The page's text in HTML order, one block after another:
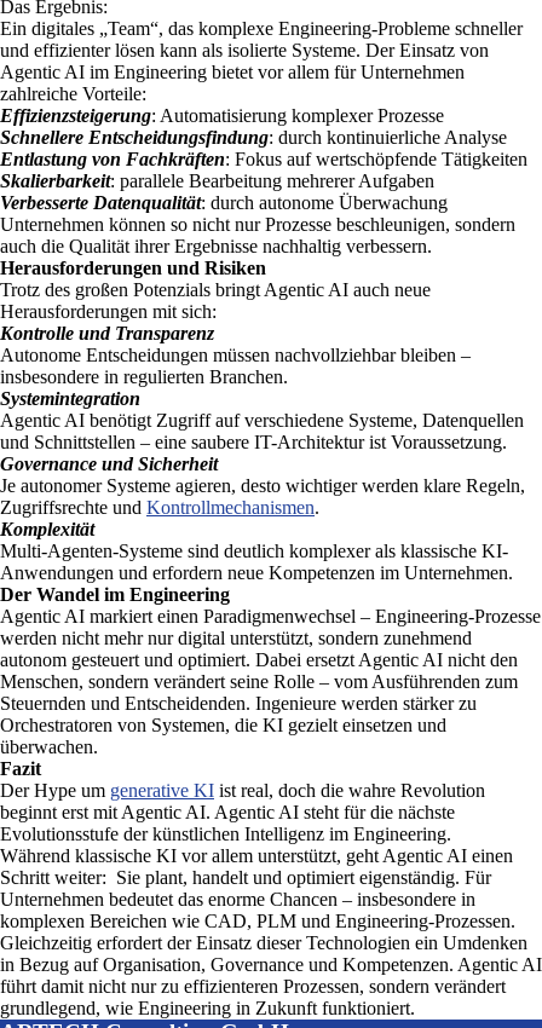
Das Ergebnis:
Ein digitales „Team“, das komplexe Engineering-Probleme schneller
und effizienter lösen kann als isolierte Systeme. Der Einsatz von
Agentic AI im Engineering bietet vor allem für Unternehmen
zahlreiche Vorteile:
Effizienzsteigerung: Automatisierung komplexer Prozesse
Schnellere Entscheidungsfindung: durch kontinuierliche Analyse
Entlastung von Fachkräften: Fokus auf wertschöpfende Tätigkeiten
Skalierbarkeit: parallele Bearbeitung mehrerer Aufgaben
Verbesserte Datenqualität: durch autonome Überwachung
Unternehmen können so nicht nur Prozesse beschleunigen, sondern
auch die Qualität ihrer Ergebnisse nachhaltig verbessern.
Herausforderungen und Risiken
Trotz des großen Potenzials bringt Agentic AI auch neue
Herausforderungen mit sich:
Kontrolle und Transparenz
Autonome Entscheidungen müssen nachvollziehbar bleiben –
insbesondere in regulierten Branchen.
Systemintegration
Agentic AI benötigt Zugriff auf verschiedene Systeme, Datenquellen
und Schnittstellen – eine saubere IT-Architektur ist Voraussetzung.
Governance und Sicherheit
Je autonomer Systeme agieren, desto wichtiger werden klare Regeln,
Zugriffsrechte und Kontrollmechanismen.
Komplexität
Multi-Agenten-Systeme sind deutlich komplexer als klassische KI-
Anwendungen und erfordern neue Kompetenzen im Unternehmen.
Der Wandel im Engineering
Agentic AI markiert einen Paradigmenwechsel – Engineering-Prozesse
werden nicht mehr nur digital unterstützt, sondern zunehmend
autonom gesteuert und optimiert. Dabei ersetzt Agentic AI nicht den
Menschen, sondern verändert seine Rolle – vom Ausführenden zum
Steuernden und Entscheidenden. Ingenieure werden stärker zu
Orchestratoren von Systemen, die KI gezielt einsetzen und
überwachen.
Fazit
Der Hype um generative KI ist real, doch die wahre Revolution
beginnt erst mit Agentic AI. Agentic AI steht für die nächste
Evolutionsstufe der künstlichen Intelligenz im Engineering.
Während klassische KI vor allem unterstützt, geht Agentic AI einen
Schritt weiter: Sie plant, handelt und optimiert eigenständig. Für
Unternehmen bedeutet das enorme Chancen – insbesondere in
komplexen Bereichen wie CAD, PLM und Engineering-Prozessen.
Gleichzeitig erfordert der Einsatz dieser Technologien ein Umdenken
in Bezug auf Organisation, Governance und Kompetenzen. Agentic AI
führt damit nicht nur zu effizienteren Prozessen, sondern verändert
grundlegend, wie Engineering in Zukunft funktioniert.